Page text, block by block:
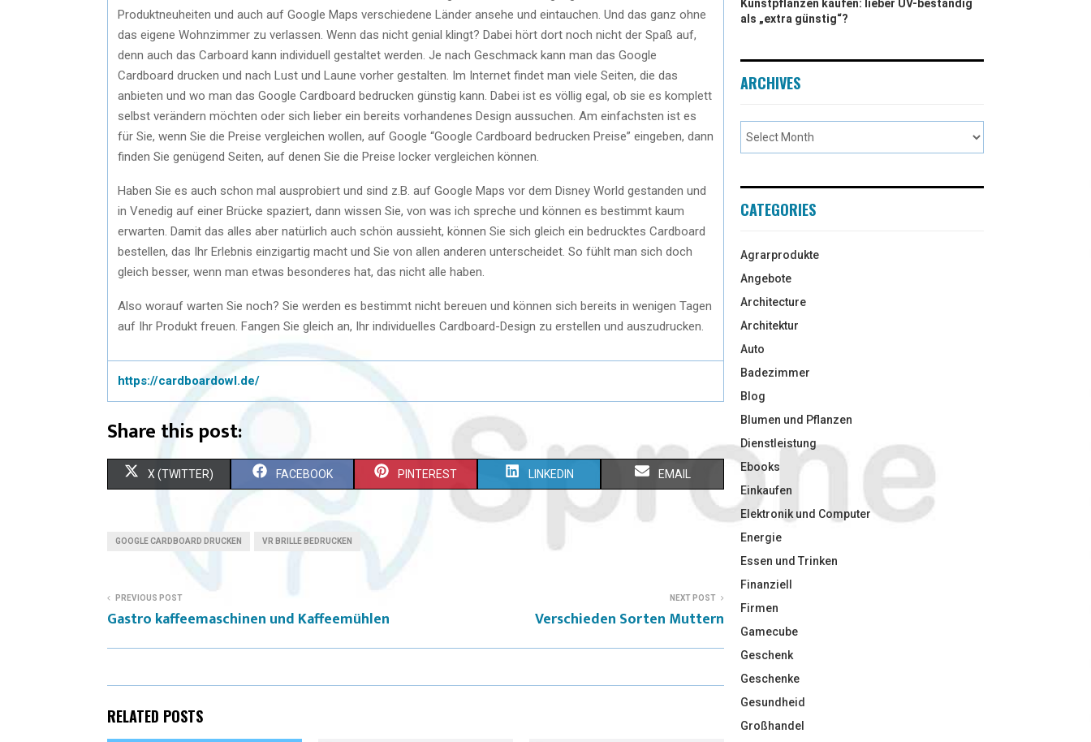
Produktneuheiten und auch auf Google Maps verschiedene Länder ansehe und eintauchen. Und das ganz ohne
das eigene Wohnzimmer zu verlassen. Wenn das nicht genial klingt? Dabei hört dort noch nicht der Spaß auf,
denn auch das Carboard kann individuell gestaltet werden. Je nach Geschmack kann man das Google
Cardboard drucken und nach Lust und Laune vorher gestalten. Im Internet findet man viele Seiten, die das
anbieten und wo man das Google Cardboard bedrucken günstig kann. Dabei ist es völlig egal, ob sie es komplett
selbst verändern möchten oder sich lieber ein bereits vorhandenes Design aussuchen. Am einfachsten ist es
für Sie, wenn Sie die Preise vergleichen wollen, auf Google “Google Cardboard bedrucken Preise” eingeben, dann
finden Sie genügend Seiten, auf denen Sie die Preise locker vergleichen können.
Haben Sie es auch schon mal ausprobiert und sind z.B. auf Google Maps vor dem Disney World gestanden und
in Venedig auf einer Brücke spaziert, dann wissen Sie, von was ich spreche und können es bestimmt kaum
erwarten. Damit das alles aber natürlich auch schön aussieht, können Sie sich gleich ein bedrucktes Cardboard
bestellen, das Ihr Erlebnis einzigartig macht und Sie von allen anderen unterscheidet. So fühlt man sich doch
gleich besser, wenn man etwas besonderes hat, das nicht alle haben.
Also worauf warten Sie noch? Sie werden es bestimmt nicht bereuen und können sich bereits in wenigen Tagen
auf Ihr Produkt freuen. Fangen Sie gleich an, Ihr individuelles Cardboard-Design zu erstellen und auszudrucken.
https://cardboardowl.de/
Share this post:
X (TWITTER) FACEBOOK PINTEREST LINKEDIN EMAIL
GOOGLE CARDBOARD DRUCKEN VR BRILLE BEDRUCKEN
PREVIOUS POST
Gastro kaffeemaschinen und Kaffeemühlen
NEXT POST
Verschieden Sorten Muttern
RELATED POSTS
Kunstpflanzen kaufen: lieber UV-beständig
als „extra günstig“?
ARCHIVES
CATEGORIES
Agrarprodukte
Angebote
Architecture
Architektur
Auto
Badezimmer
Blog
Blumen und Pflanzen
Dienstleistung
Ebooks
Einkaufen
Elektronik und Computer
Energie
Essen und Trinken
Finanziell
Firmen
Gamecube
Geschenk
Geschenke
Gesundheid
Großhandel